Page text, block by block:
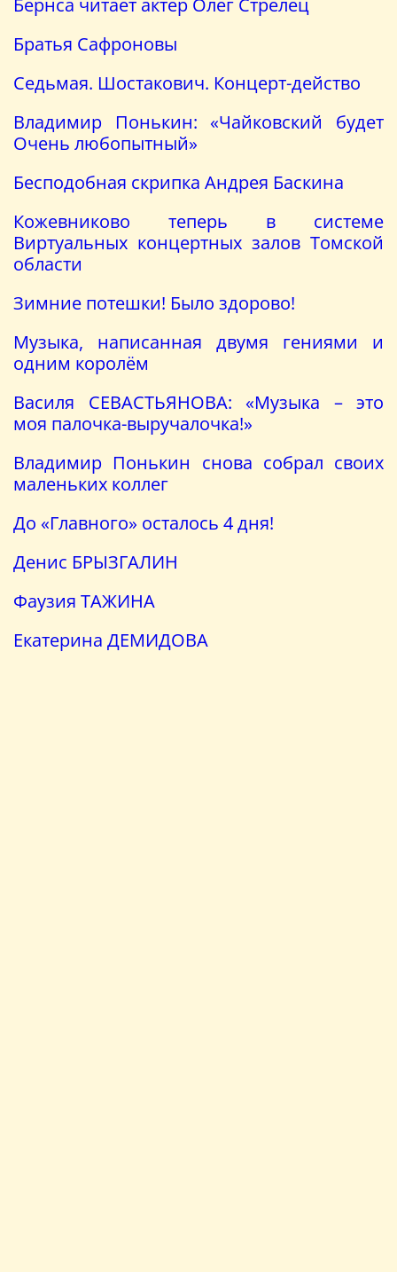
Бёрнса читает актер Олег Стрелец
Братья Сафроновы
Седьмая. Шостакович. Концерт-действо
Владимир Понькин: «Чайковский будет
Очень любопытный»
Бесподобная скрипка Андрея Баскина
Кожевниково теперь в системе
Виртуальных концертных залов Томской
области
Зимние потешки! Было здорово!
Музыка, написанная двумя гениями и
одним королём
Василя СЕВАСТЬЯНОВА: «Музыка – это
моя палочка-выручалочка!»
Владимир Понькин снова собрал своих
маленьких коллег
До «Главного» осталось 4 дня!
Денис БРЫЗГАЛИН
Фаузия ТАЖИНА
Екатерина ДЕМИДОВА